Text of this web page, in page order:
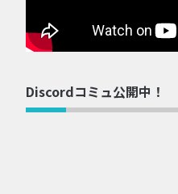
Discordコミュ公開中！